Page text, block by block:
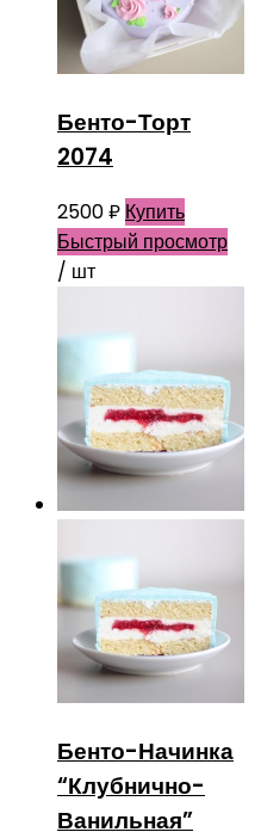
Бенто-Торт
2074
2500₽ Купить
Быстрый просмотр
/ шт
Бенто-Начинка
“Клубнично-
Ванильная”